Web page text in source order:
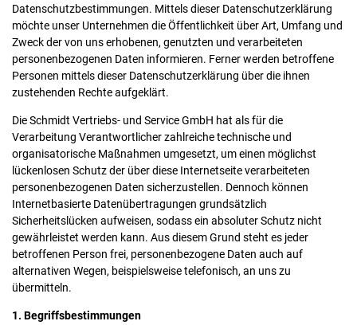
Datenschutzbestimmungen. Mittels dieser Datenschutzerklärung
möchte unser Unternehmen die Öffentlichkeit über Art, Umfang und
Zweck der von uns erhobenen, genutzten und verarbeiteten
personenbezogenen Daten informieren. Ferner werden betroffene
Personen mittels dieser Datenschutzerklärung über die ihnen
zustehenden Rechte aufgeklärt.
Die Schmidt Vertriebs- und Service GmbH hat als für die
Verarbeitung Verantwortlicher zahlreiche technische und
organisatorische Maßnahmen umgesetzt, um einen möglichst
lückenlosen Schutz der über diese Internetseite verarbeiteten
personenbezogenen Daten sicherzustellen. Dennoch können
Internetbasierte Datenübertragungen grundsätzlich
Sicherheitslücken aufweisen, sodass ein absoluter Schutz nicht
gewährleistet werden kann. Aus diesem Grund steht es jeder
betroffenen Person frei, personenbezogene Daten auch auf
alternativen Wegen, beispielsweise telefonisch, an uns zu
übermitteln.
1. Begriffsbestimmungen